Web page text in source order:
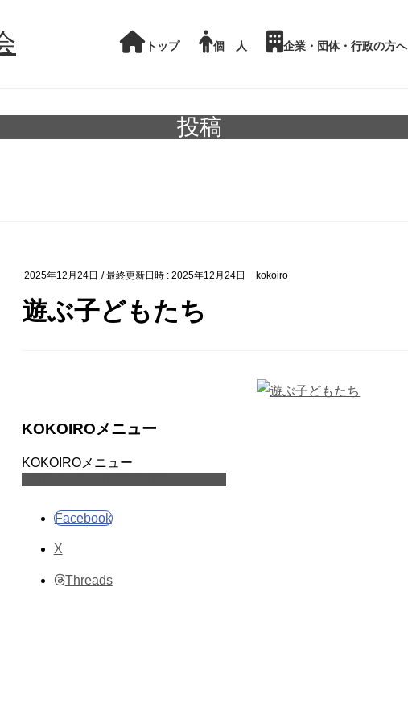
トップ 個 人
KOKOIROカウンセリング
企業・団体・行政の方へ
投稿
2025年12月24日 / 最終更新日時 : 2025年12月24日 kokoiro
遊ぶ子どもたち
KOKOIROメニュー
KOKOIROメニュー
Facebook
X
Threads